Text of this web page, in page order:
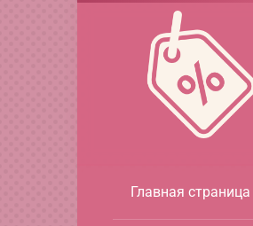
Главная страница